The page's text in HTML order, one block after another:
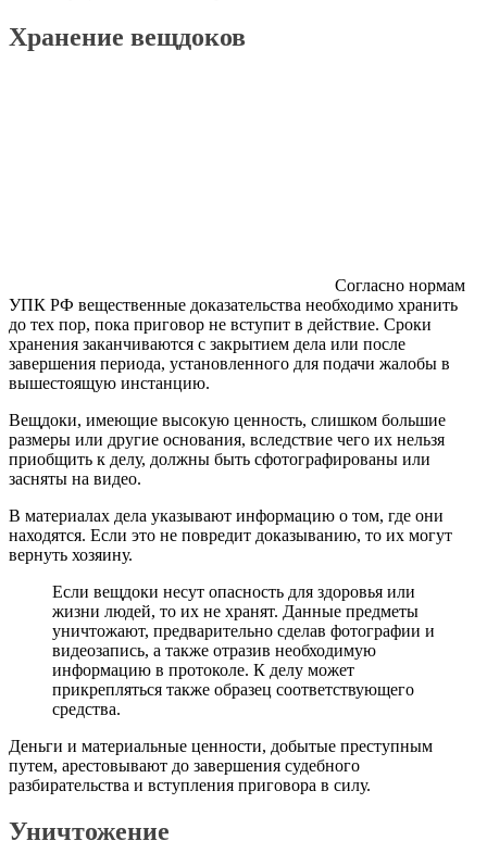
Хранение вещдоков
Согласно нормам
УПК РФ вещественные доказательства необходимо хранить
до тех пор, пока приговор не вступит в действие. Сроки
хранения заканчиваются с закрытием дела или после
завершения периода, установленного для подачи жалобы в
вышестоящую инстанцию.
Вещдоки, имеющие высокую ценность, слишком большие
размеры или другие основания, вследствие чего их нельзя
приобщить к делу, должны быть сфотографированы или
засняты на видео.
В материалах дела указывают информацию о том, где они
находятся. Если это не повредит доказыванию, то их могут
вернуть хозяину.
Если вещдоки несут опасность для здоровья или
жизни людей, то их не хранят. Данные предметы
уничтожают, предварительно сделав фотографии и
видеозапись, а также отразив необходимую
информацию в протоколе. К делу может
прикрепляться также образец соответствующего
средства.
Деньги и материальные ценности, добытые преступным
путем, арестовывают до завершения судебного
разбирательства и вступления приговора в силу.
Уничтожение